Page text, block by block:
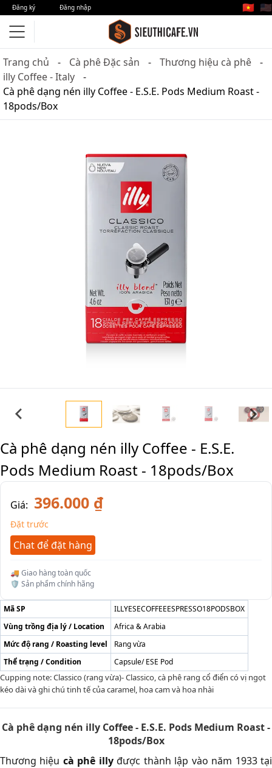
Đăng ký Đăng nhập 🇻🇳 🇺🇸
Trang chủ Cà phê Đặc sản
Thương hiệu cà phê
illy Coffee - Italy
Cà phê dạng nén illy Coffee - E.S.E. Pods Medium Roast -
18pods/Box
Cà phê dạng nén illy Coffee - E.S.E.
Pods Medium Roast - 18pods/Box
Giá: 396.000 ₫
Đặt trước
Chat để đặt hàng
🚚 Giao hàng toàn quốc
🛡️ Sản phẩm chính hãng
Mã SP
ILLYESECOFFEEESPRESSO18PODSBOX
Vùng trồng địa lý / Location
Africa & Arabia
Mức độ rang / Roasting level
Rang vừa
Thể trạng / Condition
Capsule/ ESE Pod
Cupping note: Classico (rang vừa)- Classico, cà phê rang cổ điển có vị ngọt
kéo dài và ghi chú tinh tế của caramel, hoa cam và hoa nhài
Cà phê dạng nén illy Coffee - E.S.E. Pods Medium Roast -
18pods/Box
Thương hiệu cà phê illyđược thành lập vào năm 1933 tại